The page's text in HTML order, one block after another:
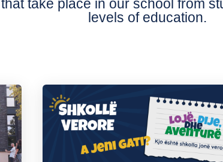
that take place in our school from
levels of education.